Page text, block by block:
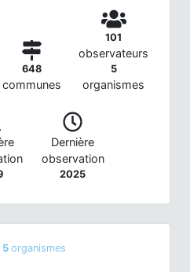
648
communes
101
observateurs
5
organismes
Dernière
observation
2025
5 organismes